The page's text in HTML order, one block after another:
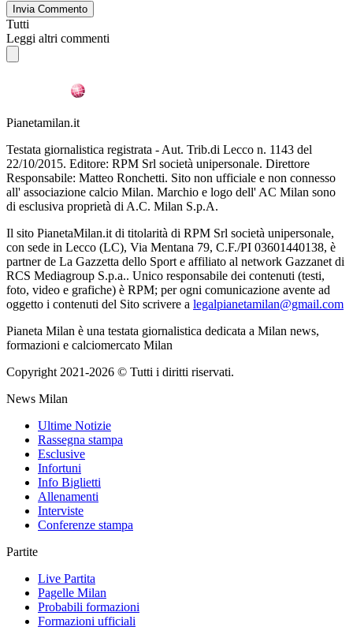
Invia Commento
Tutti
Leggi altri commenti
Pianetamilan.it
Testata giornalistica registrata - Aut. Trib.di Lecco n. 1143 del
22/10/2015. Editore: RPM Srl società unipersonale. Direttore
Responsabile: Matteo Ronchetti. Sito non ufficiale e non connesso
all' associazione calcio Milan. Marchio e logo dell' AC Milan sono
di esclusiva proprietà di A.C. Milan S.p.A.
Il sito PianetaMilan.it di titolarità di RPM Srl società unipersonale,
con sede in Lecco (LC), Via Mentana 79, C.F./PI 03601440138, è
partner de La Gazzetta dello Sport e affiliato al network Gazzanet di
RCS Mediagroup S.p.a.. Unico responsabile dei contenuti (testi,
foto, video e grafiche) è RPM; per ogni comunicazione avente ad
oggetto i contenuti del Sito scrivere a legalpianetamilan@gmail.com
Pianeta Milan è una testata giornalistica dedicata a Milan news,
formazioni e calciomercato Milan
Copyright 2021-2026 © Tutti i diritti riservati.
News Milan
Ultime Notizie
Rassegna stampa
Esclusive
Infortuni
Info Biglietti
Allenamenti
Interviste
Conferenze stampa
Partite
Live Partita
Pagelle Milan
Probabili formazioni
Formazioni ufficiali